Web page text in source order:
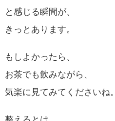
と感じる瞬間が、
きっとあります。
もしよかったら、
お茶でも飲みながら、
気楽に見てみてくださいね。